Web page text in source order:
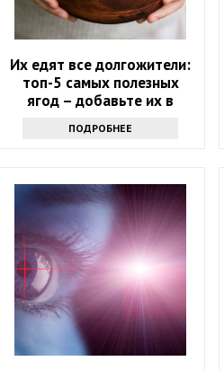
Их едят все долгожители:
топ-5 самых полезных
ягод – добавьте их в
ПОДРОБНЕЕ